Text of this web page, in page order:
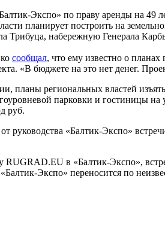
Экспо» по праву аренды на 49
планирует построить на
Трибуца, набережную Генерала
сообщал, что ему известно о
«В бюджете на это нет денег.
планы региональных властей
парковки и гостиницы
руб.
руководства «Балтик-Экспо»
в «Балтик-Экспо»,
Экспо» переносится по